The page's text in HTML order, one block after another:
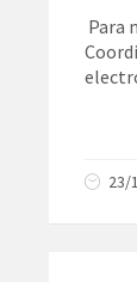
Para
23/